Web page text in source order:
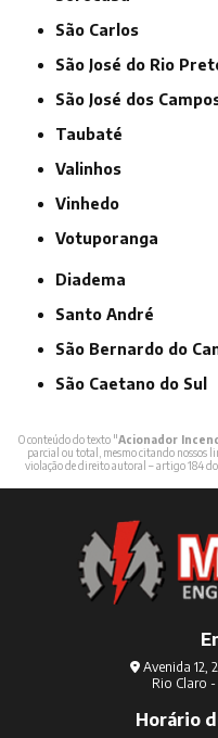
São Carlos
São José do Rio
São José dos
Taubaté
Valinhos
Vinhedo
Votuporanga
Diadema
Santo André
São Bernardo do
São Caetano do Sul
O conteúdo do texto "Acionador
parcial ou total, mesmo citando nossos
violação de direito autoral – artigo 184
Avenida 12,
Rio Claro -
Horário